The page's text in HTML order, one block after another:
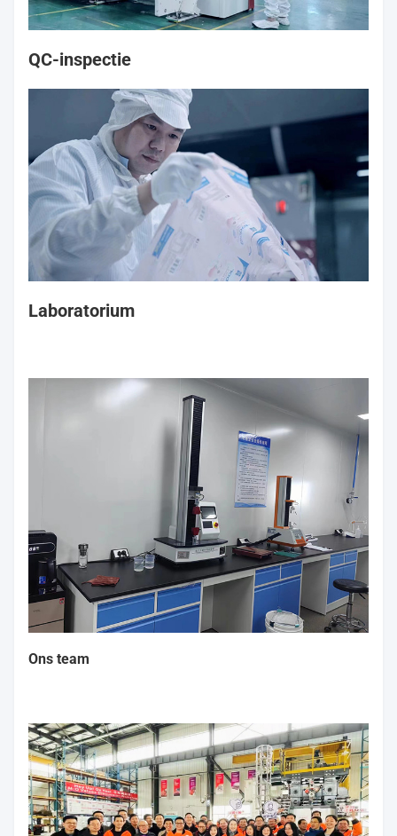
QC-inspectie
Laboratorium